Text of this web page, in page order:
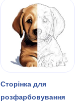
Сторінка для
розфарбовування